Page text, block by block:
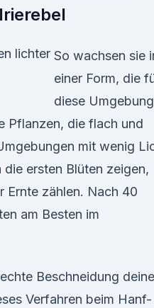
So wachsen sie
einer Form, die
diese Umgebung
Pflanzen, die flach und
mit wenig
ersten Blüten zeigen,
Ernte zählen. Nach 40
am Besten im
Beschneidung
Verfahren beim Hanf-